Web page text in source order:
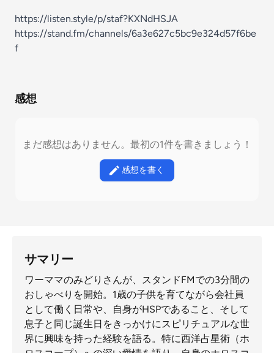
https://listen.style/p/staf?KXNdHSJA
https://stand.fm/channels/6a3e627c5bc9e324d57f6be
f
感想
まだ感想はありません。最初の1件を書きましょう！
感想を書く
サマリー
ワーママのみどりさんが、スタンドFMでの3分間の
おしゃべりを開始。1歳の子供を育てながら会社員
として働く日常や、自身がHSPであること、そして
息子と同じ誕生日をきっかけにスピリチュアルな世
界に興味を持った経験を語る。特に西洋占星術（ホ